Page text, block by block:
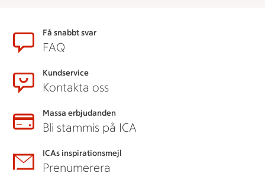
SidfotFå snabbt svar
FAQ
Kundservice
Kontakta oss
Massa erbjudanden
Bli stammis på ICA
ICAs inspirationsmejl
Prenumerera